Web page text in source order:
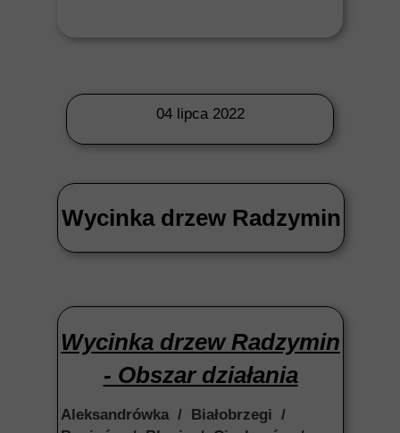
04 lipca 2022
Wycinka drzew Radzymin
Wycinka drzew Radzymin
- Obszar działania
Aleksandrówka / Białobrzegi /